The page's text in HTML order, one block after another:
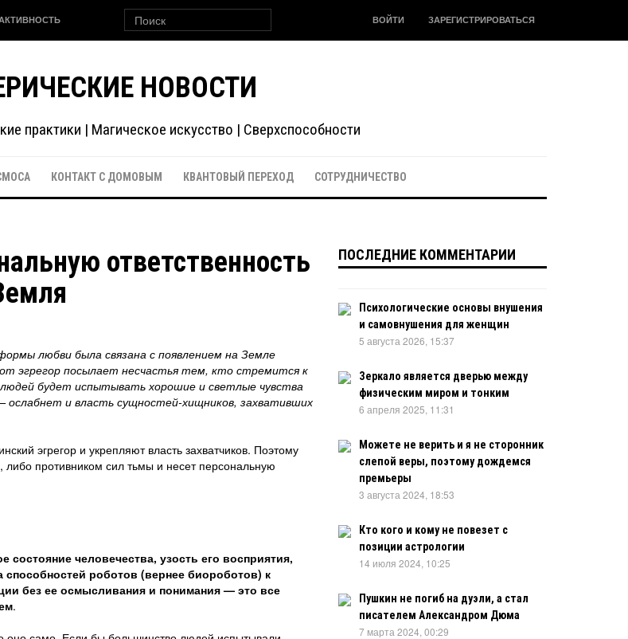
ВОЙТИ ЗАРЕГИСТРИРОВАТЬСЯ
НОВОСТИ
практики | Магическое искусство | Сверхспособности
КОНТАКТ С ДОМОВЫМ КВАНТОВЫЙ ПЕРЕХОД СОТРУДНИЧЕСТВО
ответственность
любви была связана с появлением на Земле
эгрегор посылает несчастья тем, кто стремится к
будет испытывать хорошие и светлые чувства
и власть сущностей-хищников, захвативших
эгрегор и укрепляют власть захватчиков. Поэтому
противником сил тьмы и несет персональную
состояние человечества, узость его восприятия,
роботов (вернее биороботов) к
без ее осмысливания и понимания — это все
.
ПОСЛЕДНИЕ КОММЕНТАРИИ
Психологические основы внушения
и самовнушения для женщин
5 августа 2026, 15:37
Зеркало является дверью между
физическим миром и тонким
6 апреля 2025, 11:31
Можете не верить и я не сторонник
слепой веры, поэтому дождемся
премьеры
3 августа 2024, 18:53
Кто кого и кому не повезет с
позиции астрологии
14 июля 2024, 10:25
Пушкин не погиб на дуэли, а стал
писателем Александром Дюма
7 марта 2024, 00:29